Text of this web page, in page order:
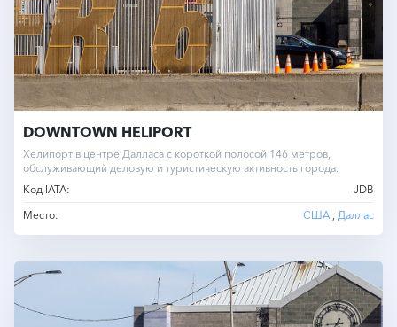
DOWNTOWN HELIPORT
Хелипорт в центре Далласа с короткой полосой 146 метров,
обслуживающий деловую и туристическую активность города.
Код IATA:
JDB
Место:
США , Даллас